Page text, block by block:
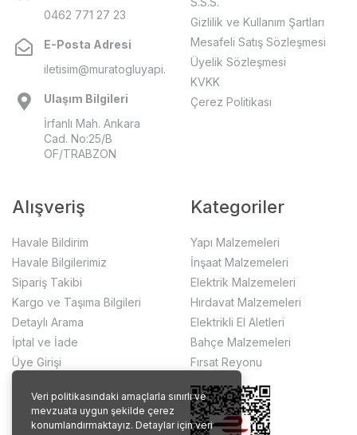
Veri politikasındaki amaçlarla sınırlı ve
mevzuata uygun şekilde çerez
konumlandırmaktayız. Detaylar için veri
0462 771 27 23
E-Posta Adresi
iletisim@muratogluyapi.com
Ulaşım Bilgileri
İrfanlı Mah. Ankara
Cad. No:25/B
OF/TRABZON
Gizlilik ve Kullanım Şartları
Mesafeli Satış Sözleşmesi
Üyelik Sözleşmesi
KVKK
Çerez Politikası
Alışveriş
Havale Bildirim
Havale Bilgilerimiz
Sipariş Takibi
Kargo ve Taşıma Bilgileri
Detaylı Arama
İptal ve İade
Üye Girişi
Kategoriler
Yapı Malzemeleri
İnşaat Malzemeleri
Elektrik Malzemeleri
Hırdavat Malzemeleri
Elektrikli El Aletleri
Bahçe Malzemeleri
Fırsat Reyonu